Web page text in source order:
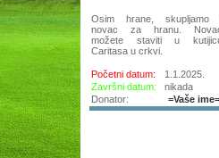
Osim hrane, skupljamo
novac za hranu.
možete staviti u
Caritasa u crkvi.
Početni datum:
1.1.2025.
Završni datum:
nikada
Donator:
=Vaše ime=